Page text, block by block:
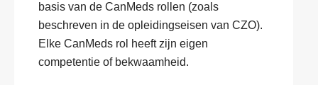
basis van de CanMeds rollen (zoals
beschreven in de opleidingseisen van CZO).
Elke CanMeds rol heeft zijn eigen
competentie of bekwaamheid.